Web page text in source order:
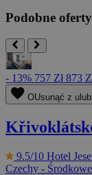
Podobne
- 13% 757 Zł873
OUsunąć z
9.5/10 Hotel
Czechy -